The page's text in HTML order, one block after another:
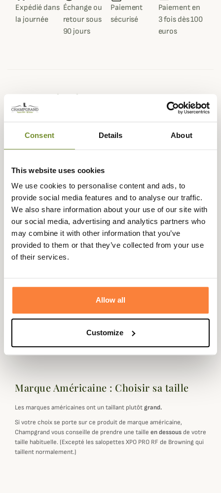
Consent Details About
This website uses cookies
We use cookies to personalise content and ads, to
provide social media features and to analyse our traffic.
We also share information about your use of our site with
our social media, advertising and analytics partners who
may combine it with other information that you’ve
provided to them or that they’ve collected from your use
of their services.
Allow all
Customize
Expédié dans
la journée
Échange ou
retour sous
90 jours
Paiement
sécurisé
Paiement en
3 fois dès 100
euros
Description
Browning
en coton huilé et qui vous donnera un style gentleman
farmer lors de vos activités en plein air ou au quotidien.
La casquette Two Tone est fabriquée en 100 % coton
par temps humide grâce à son action déperlante.
Le logo tête de cerf Browning est brodé en orange sur le
devant de la casquette ainsi que le nom de la marque
"Browning" sur la visière pour l'authenticité et l'élégance
de celle-ci.
Par tout type de temps la casquette Two Tone
Fiche technique
Marron
Marque Américaine : Choisir sa taille
Les marques américaines ont un taillant plutôt grand.
Si votre choix se porte sur ce produit de marque américaine,
Champgrand vous conseille de prendre une taille en dessousde votre
taille habituelle. (Excepté les salopettes XPO PRO RF de Browning qui
taillent normalement.)